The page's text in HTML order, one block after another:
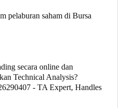
pelaburan saham di Bursa
secara online dan
Technical Analysis?
- TA Expert, Handles